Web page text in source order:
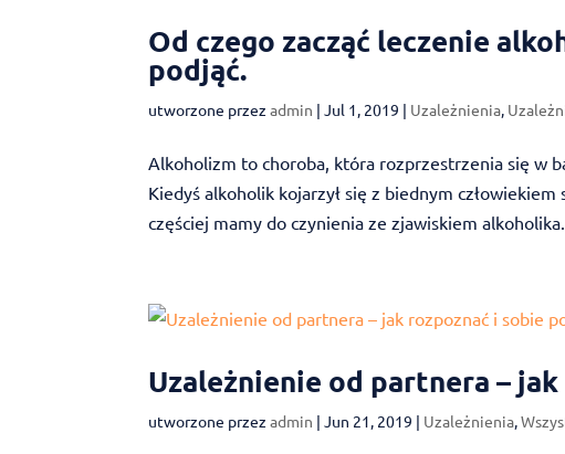
Od czego zacząć leczenie
podjąć.
utworzone przezadmin |Jul 1, 2019 | Uzależnienia,
Alkoholizm to choroba, która rozprzestrzenia się w
Kiedyś alkoholik kojarzył się z biednym
częściej mamy do czynienia ze zjawiskiem alkoholika...
Uzależnienie od partnera –
utworzone przezadmin |Jun 21, 2019 | Uzależnienia,